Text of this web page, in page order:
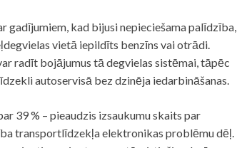
gadījumiem, kad bijusi nepieciešama palīdzība,
vietā iepildīts benzīns vai otrādi.
radīt bojājumus tā degvielas sistēmai, tāpēc
autoservisā bez dzinēja iedarbināšanas.
39 % – pieaudzis izsaukumu skaits par
transportlīdzekļa elektronikas problēmu dēļ.